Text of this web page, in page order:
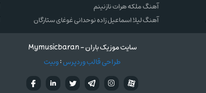
آهنگ ملکه هرات نازنینم
آهنگ لیلا اسماعیل زاده نوحدانی غوغای ستارگان
سایت موزیک باران - Mymusicbaran
طراحی قالب وردپرس:وبیت
تويترتلگرام
اینستاگرام آپارات